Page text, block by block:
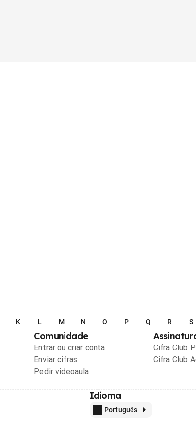
K L M N O P Q R S
Comunidade
Entrar ou criar conta
Enviar cifras
Pedir videoaula
Cifra Club
Cifra Club
Idioma
Português